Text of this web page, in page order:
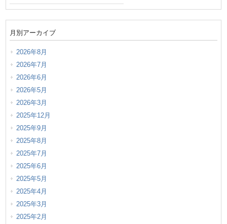
月別アーカイブ
2026年8月
2026年7月
2026年6月
2026年5月
2026年3月
2025年12月
2025年9月
2025年8月
2025年7月
2025年6月
2025年5月
2025年4月
2025年3月
2025年2月